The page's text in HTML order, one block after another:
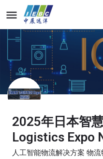
2025年日本智
Logistics Expo
人工智能物流解决方案 物